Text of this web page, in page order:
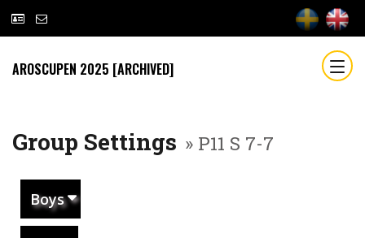
AROSCUPEN 2025 [ARCHIVED]
Group Settings » P11 S 7-7
Boys